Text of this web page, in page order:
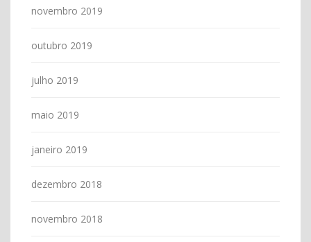
novembro 2019
outubro 2019
julho 2019
maio 2019
janeiro 2019
dezembro 2018
novembro 2018